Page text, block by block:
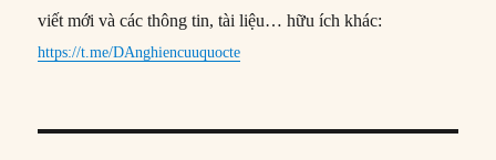
viết mới và các thông tin, tài liệu… hữu ích khác:
https://t.me/DAnghiencuuquocte